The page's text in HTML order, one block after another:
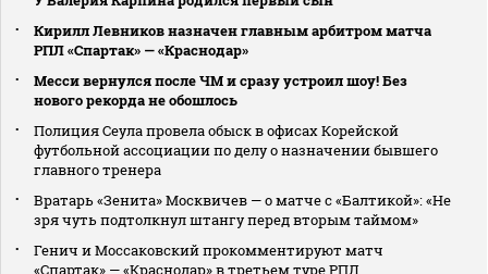
Кирилл Левников назначен главным арбитром матча
РПЛ «Спартак» — «Краснодар»
Месси вернулся после ЧМ и сразу устроил шоу! Без
нового рекорда не обошлось
Полиция Сеула провела обыск в офисах Корейской
футбольной ассоциации по делу о назначении бывшего
главного тренера
Вратарь «Зенита» Москвичев — о матче с «Балтикой»: «Не
зря чуть подтолкнул штангу перед вторым таймом»
Генич и Моссаковский прокомментируют матч
«Спартак» — «Краснодар» в третьем туре РПЛ